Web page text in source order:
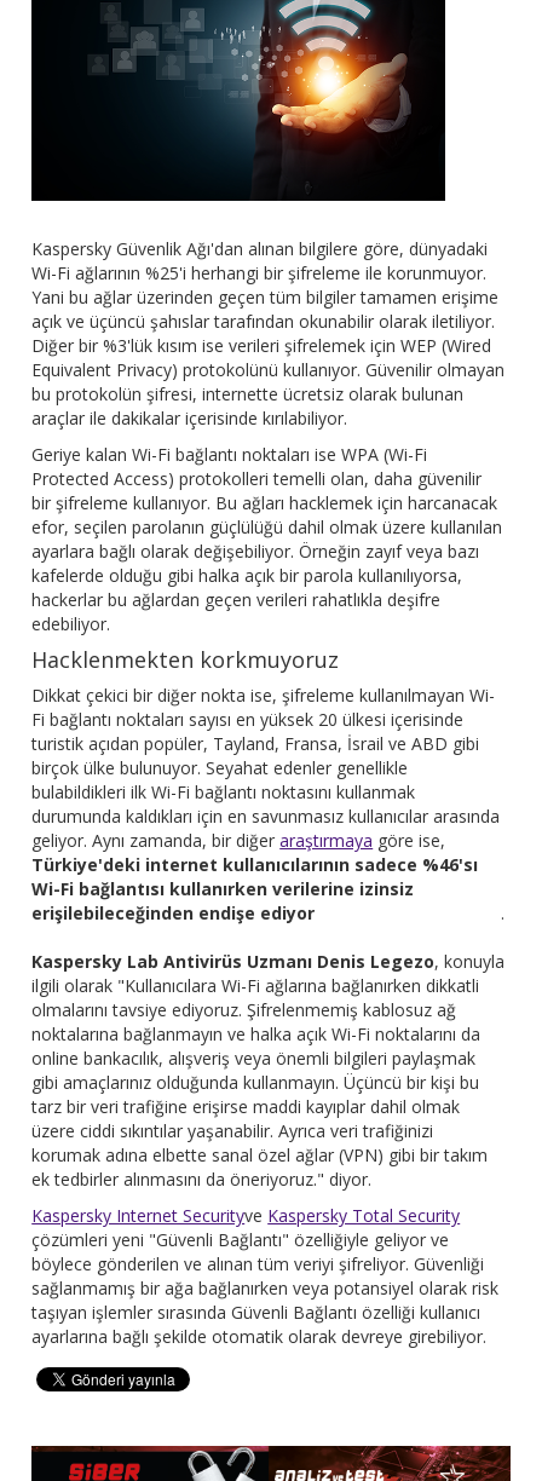
Kaspersky Güvenlik Ağı'dan alınan bilgilere göre, dünyadaki
Wi-Fi ağlarının %25'i herhangi bir şifreleme ile korunmuyor.
Yani bu ağlar üzerinden geçen tüm bilgiler tamamen erişime
açık ve üçüncü şahıslar tarafından okunabilir olarak iletiliyor.
Diğer bir %3'lük kısım ise verileri şifrelemek için WEP (Wired
Equivalent Privacy) protokolünü kullanıyor. Güvenilir olmayan
bu protokolün şifresi, internette ücretsiz olarak bulunan
araçlar ile dakikalar içerisinde kırılabiliyor.
Geriye kalan Wi-Fi bağlantı noktaları ise WPA (Wi-Fi
Protected Access) protokolleri temelli olan, daha güvenilir
bir şifreleme kullanıyor. Bu ağları hacklemek için harcanacak
efor, seçilen parolanın güçlülüğü dahil olmak üzere kullanılan
ayarlara bağlı olarak değişebiliyor. Örneğin zayıf veya bazı
kafelerde olduğu gibi halka açık bir parola kullanılıyorsa,
hackerlar bu ağlardan geçen verileri rahatlıkla deşifre
edebiliyor.
Hacklenmekten korkmuyoruz
Dikkat çekici bir diğer nokta ise, şifreleme kullanılmayan Wi-
Fi bağlantı noktaları sayısı en yüksek 20 ülkesi içerisinde
turistik açıdan popüler, Tayland, Fransa, İsrail ve ABD gibi
birçok ülke bulunuyor. Seyahat edenler genellikle
bulabildikleri ilk Wi-Fi bağlantı noktasını kullanmak
durumunda kaldıkları için en savunmasız kullanıcılar arasında
geliyor. Aynı zamanda, bir diğeraraştırmaya göre ise,
Türkiye'deki internet kullanıcılarının sadece %46'sı
Wi-Fi bağlantısı kullanırken verilerine izinsiz
erişilebileceğinden endişe ediyor
.
Kaspersky Lab Antivirüs Uzmanı Denis Legezo, konuyla
ilgili olarak "Kullanıcılara Wi-Fi ağlarına bağlanırken dikkatli
olmalarını tavsiye ediyoruz. Şifrelenmemiş kablosuz ağ
noktalarına bağlanmayın ve halka açık Wi-Fi noktalarını da
online bankacılık, alışveriş veya önemli bilgileri paylaşmak
gibi amaçlarınız olduğunda kullanmayın. Üçüncü bir kişi bu
tarz bir veri trafiğine erişirse maddi kayıplar dahil olmak
üzere ciddi sıkıntılar yaşanabilir. Ayrıca veri trafiğinizi
korumak adına elbette sanal özel ağlar (VPN) gibi bir takım
ek tedbirler alınmasını da öneriyoruz." diyor.
Kaspersky Internet Securityve Kaspersky Total Security
çözümleri yeni "Güvenli Bağlantı" özelliğiyle geliyor ve
böylece gönderilen ve alınan tüm veriyi şifreliyor. Güvenliği
sağlanmamış bir ağa bağlanırken veya potansiyel olarak risk
taşıyan işlemler sırasında Güvenli Bağlantı özelliği kullanıcı
ayarlarına bağlı şekilde otomatik olarak devreye girebiliyor.